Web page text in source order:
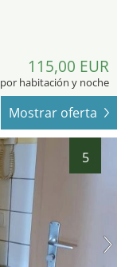
115,00 EUR
por habitación y noche
Mostrar oferta
5